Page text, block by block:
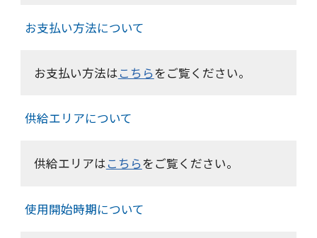
お支払い方法について
お支払い方法はこちらをご覧ください。
供給エリアについて
供給エリアはこちらをご覧ください。
使用開始時期について